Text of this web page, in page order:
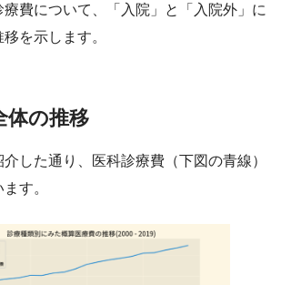
費について、「入院」と「入院外」に
を示します。
体の推移
した通り、医科診療費（下図の青線）
す。